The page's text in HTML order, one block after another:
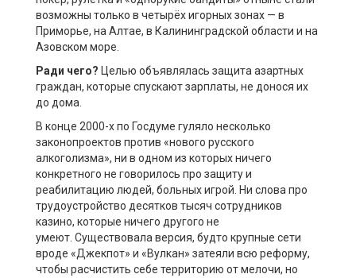
возможны только в четырёх игорных зонах — в
Приморье, на Алтае, в Калининградской области и на
Азовском море.
Ради чего? Целью объявлялась защита азартных
граждан, которые спускают зарплаты, не донося их
до дома.
В конце 2000-х по Госдуме гуляло несколько
законопроектов против «нового русского
алкоголизма», ни в одном из которых ничего
конкретного не говорилось про защиту и
реабилитацию людей, больных игрой. Ни слова про
трудоустройство десятков тысяч сотрудников
казино, которые ничего другого не
умеют. Существовала версия, будто крупные сети
вроде «Джекпот» и «Вулкан» затеяли всю реформу,
чтобы расчистить себе территорию от мелочи, но